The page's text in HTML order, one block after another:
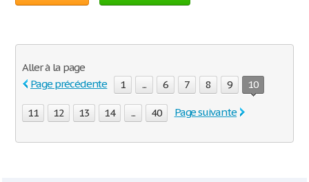
Aller à la page
Page précédente
1 ... 6 7 8 9 10
11 12 13 14 ... 40 Page suivante